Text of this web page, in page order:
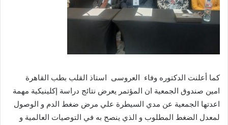
كما أعلنت الدكتوره وفاء العروسى استاذ القلب بطب القاهرة
امين صندوق الجمعية ان المؤتمر يعرض نتائج دراسة إكلينيكية مهمة
اعدتها الجمعية عن مدي السيطرة علي مرض ضغط الدم و الوصول
لمعدل الضغط المطلوب و الذي ينصح به في التوصيات العالمية و